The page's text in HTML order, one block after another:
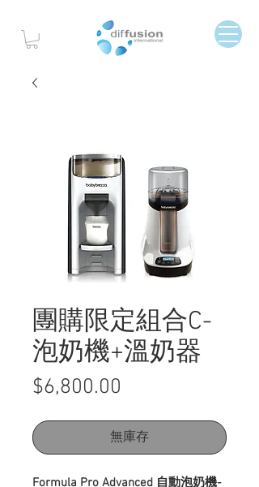
團購限定組合C-
泡奶機+溫奶器
$6,800.00
無庫存
Formula Pro Advanced 自動泡奶機-